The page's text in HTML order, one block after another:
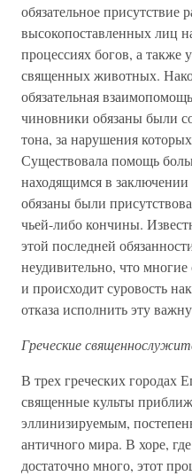
обязательное присутствие
высокопоставленных лиц
процессиях богов, а также
священных животных.
обязательная
чиновники обязаны были
тона, за нарушения
Существовала помощь
находящимся в
обязаны были
чьей-либо кончины.
этой последней
неудивительно, что многие
и происходит суровость
отказа исполнить эту
Греческие
В трех греческих городах
священные культы
эллинизируемым,
античного мира. В хоре,
достаточно много, этот